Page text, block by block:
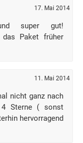
17. Mai 2014
super gut!
das Paket früher
11. Mai 2014
nicht ganz nach
4 Sterne ( sonst
hervorragend